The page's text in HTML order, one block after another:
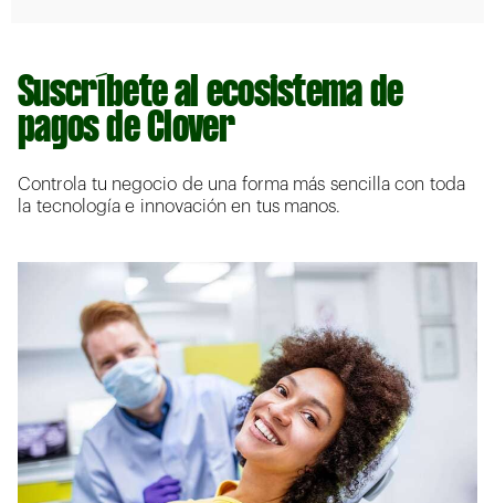
Suscríbete al ecosistema de
pagos de Clover
Controla tu negocio de una forma más sencilla con toda
la tecnología e innovación en tus manos.